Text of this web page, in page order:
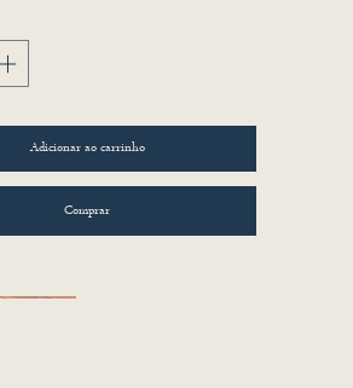
Adicionar ao carrinho
Comprar